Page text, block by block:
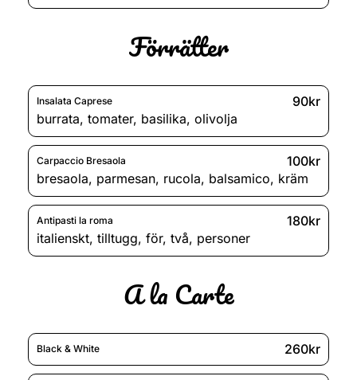
Förrätter
Insalata Caprese
90kr
burrata, tomater, basilika, olivolja
Carpaccio Bresaola
100kr
bresaola, parmesan, rucola, balsamico, kräm
Antipasti la roma
180kr
italienskt, tilltugg, för, två, personer
A la Carte
Black & White 260kr